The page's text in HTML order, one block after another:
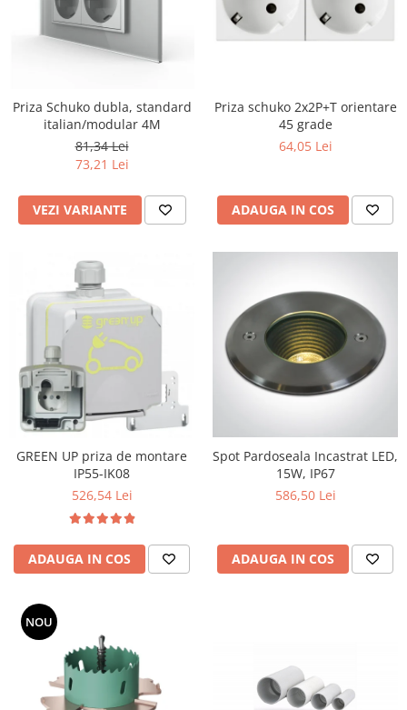
Priza Schuko dubla, standard
italian/modular 4M
81,34 Lei
73,21 Lei
VEZI VARIANTE
Priza schuko 2x2P+T orientare
45 grade
64,05 Lei
ADAUGA IN COS
GREEN UP priza de montare
IP55-IK08
526,54 Lei
ADAUGA IN COS
Spot Pardoseala Incastrat LED,
15W, IP67
586,50 Lei
ADAUGA IN COS
NOU